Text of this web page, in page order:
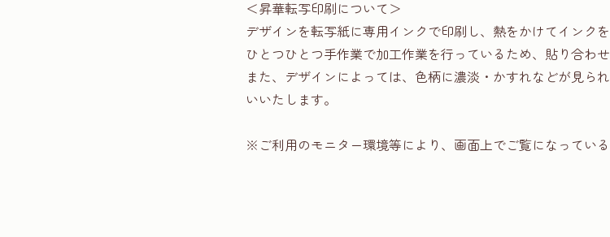
＜昇華転写印刷について＞
デザインを転写紙に専用インクで印刷し、熱をかけてインク
ひとつひとつ手作業で加工作業を行っているため、貼り合わ
また、デザインによっては、色柄に濃淡・かすれなどが見
いいたします。
※ご利用のモニター環境等により、画面上でご覧になってい